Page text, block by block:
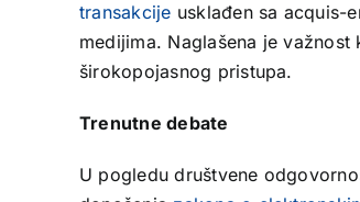
transakcije usklađen sa acquis-
medijima. Naglašena je
širokopojasnog pristupa.
Trenutne debate
U pogledu društvene